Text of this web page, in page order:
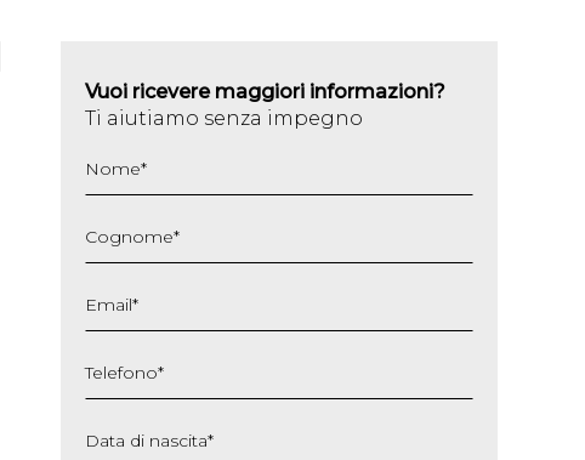
Vuoi ricevere maggiori informazioni?
Ti aiutiamo senza impegno
Nome*
Cognome*
Email*
Telefono*
Data di nascita*